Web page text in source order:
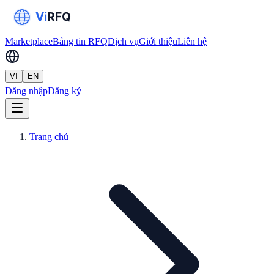
MarketplaceBảng tin RFQDịch vụGiới thiệuLiên hệ
VI EN
Đăng nhậpĐăng ký
Trang chủ